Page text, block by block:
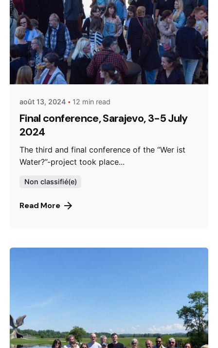
Posted by
admin
août 13, 2024 12 min read
Final conference, Sarajevo, 3-5 July
2024
The third and final conference of the “Wer ist
Water?”-project took place...
Non classifié(e)
Read More